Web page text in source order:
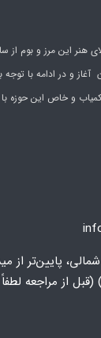
و در ادامه با توجه
و خاص این حوزه
پایین‌تر از
از مراجعه